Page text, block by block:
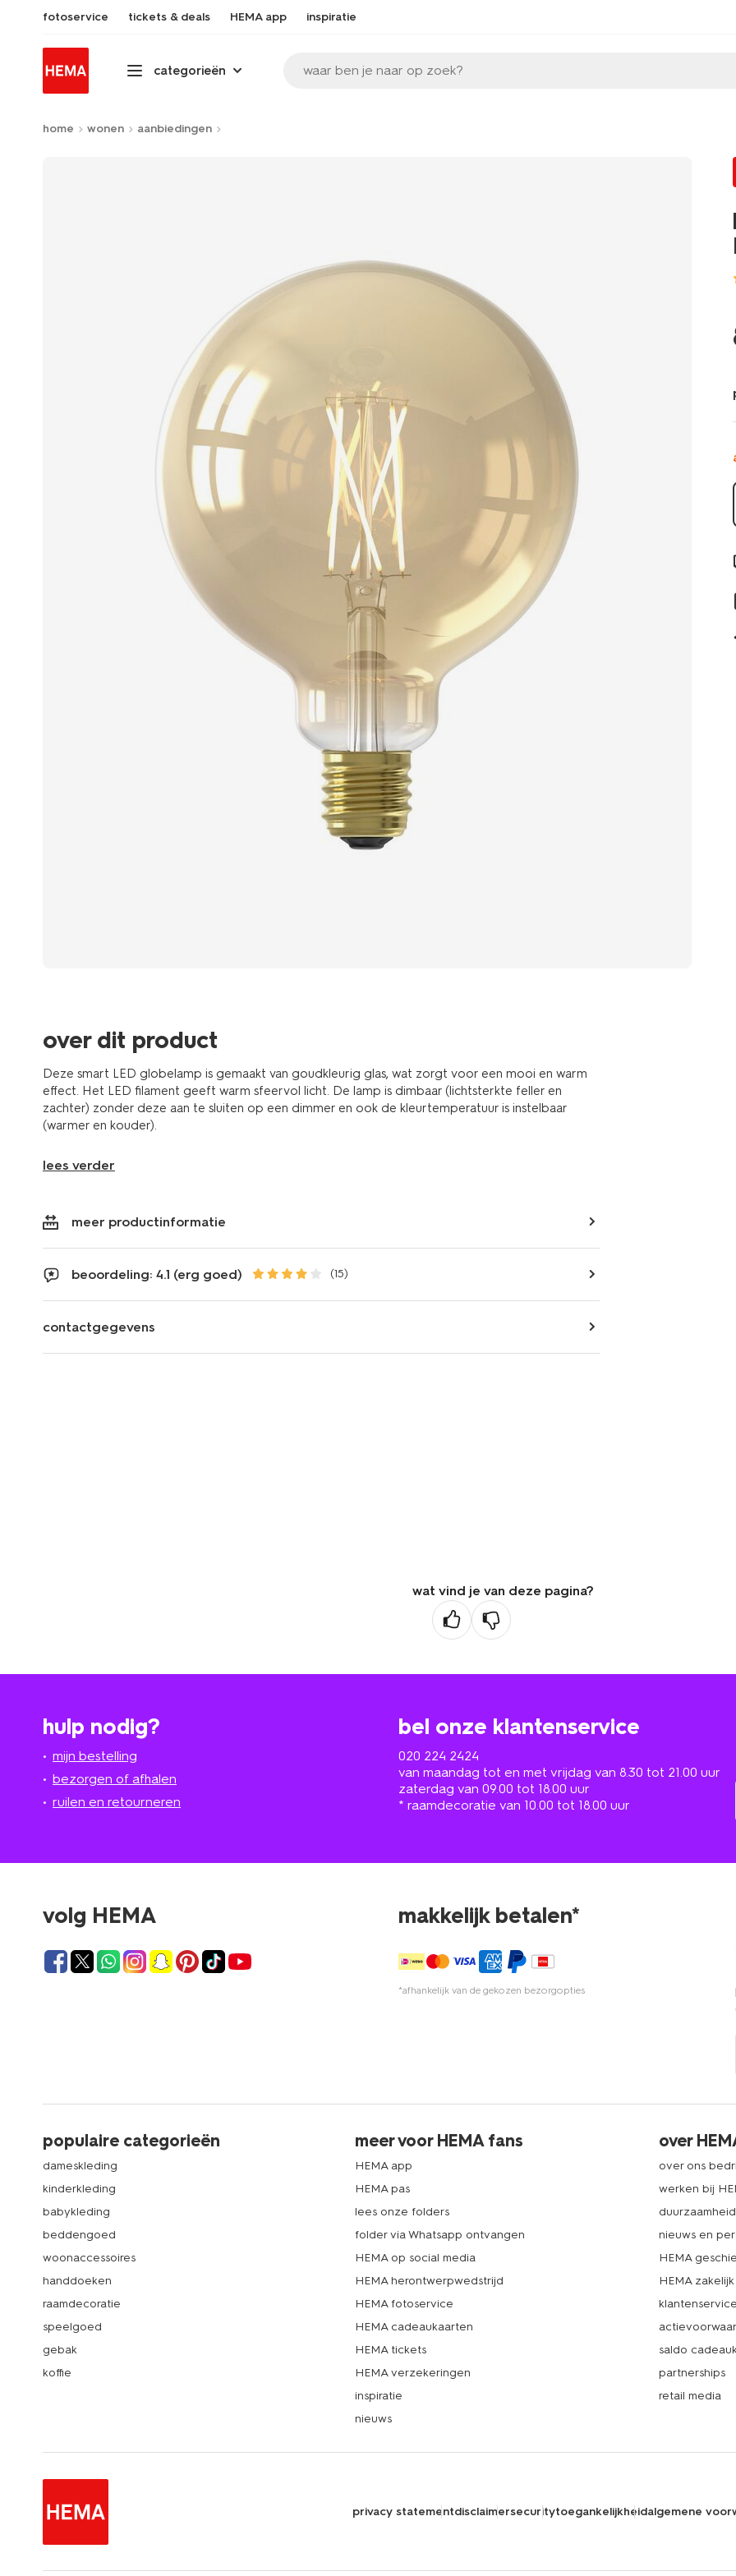
fotoservice tickets & deals HEMA app inspiratie
categorieën waar ben je naar op zoek?
home wonen aanbiedingen
over dit product
Deze smart LED globelamp is gemaakt van goudkleurig glas, wat zorgt voor een mooi en warm
effect. Het LED filament geeft warm sfeervol licht. De lamp is dimbaar (lichtsterkte feller en
zachter) zonder deze aan te sluiten op een dimmer en ook de kleurtemperatuur is instelbaar
(warmer en kouder).
lees verder
meer productinformatie
beoordeling: 4.1 (erg goed) (15)
contactgegevens
wat vind je van deze pagina?
hulp nodig?
mijn bestelling
bezorgen of afhalen
ruilen en retourneren
bel onze klantenservice
020 224 2424
van maandag tot en met vrijdag van 8.30 tot 21.00 uur
zaterdag van 09.00 tot 18.00 uur
* raamdecoratie van 10.00 tot 18.00 uur
volg HEMA makkelijk betalen*
*afhankelijk van de gekozen bezorgopties
populaire categorieën
dameskleding
kinderkleding
babykleding
beddengoed
woonaccessoires
handdoeken
raamdecoratie
speelgoed
gebak
koffie
meer voor HEMA fans
HEMA app
HEMA pas
lees onze folders
folder via Whatsapp ontvangen
HEMA op social media
HEMA herontwerpwedstrijd
HEMA fotoservice
HEMA cadeaukaarten
HEMA tickets
HEMA verzekeringen
inspiratie
nieuws
over
over ons
werken bij
duurzaamheid
nieuws en
HEMA
HEMA zakelijk
klantenservice
saldo
partnerships
retail media
privacy statementdisclaimersecuritytoegankelijkheidalgemene